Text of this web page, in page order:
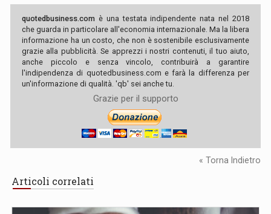
quotedbusiness.com è una testata indipendente nata nel 2018
che guarda in particolare all'economia internazionale. Ma la libera
informazione ha un costo, che non è sostenibile esclusivamente
grazie alla pubblicità. Se apprezzi i nostri contenuti, il tuo aiuto,
anche piccolo e senza vincolo, contribuirà a garantire
l'indipendenza di quotedbusiness.com e farà la differenza per
un'informazione di qualità. 'qb' sei anche tu.
Grazie per il supporto
« Torna Indietro
Articoli correlati